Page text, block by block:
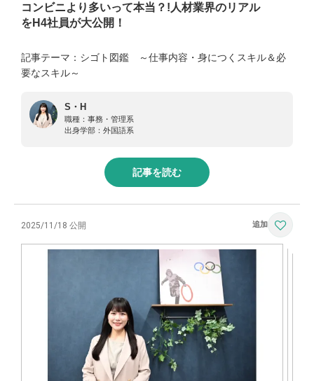
コンビニより多いって本当？!人材業界のリアル
をH4社員が大公開！
記事テーマ：シゴト図鑑 ～仕事内容・身につくスキル＆必
要なスキル～
S・H
職種： 事務・管理系
出身学部： 外国語系
記事を読む
2025/11/18 公開